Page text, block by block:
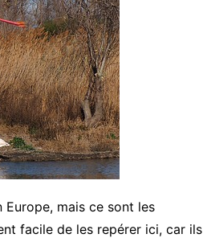
Europe, mais ce sont les
facile de les repérer ici, car ils